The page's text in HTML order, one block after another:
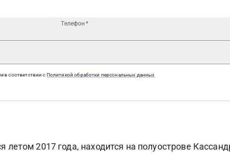
Телефон *
в соответствии с Политикой обработки персональных данных
летом 2017 года, находится на полуострове